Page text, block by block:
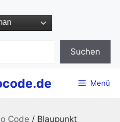
Suchen
Menü
Code / Blaupunkt